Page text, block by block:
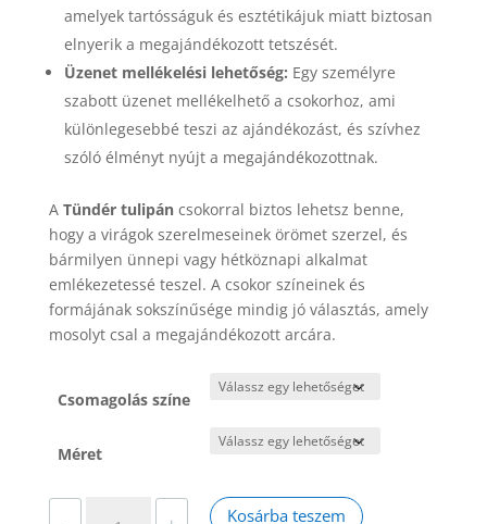
amelyek tartósságuk és esztétikájuk miatt biztosan
elnyerik a megajándékozott tetszését.
Üzenet mellékelési lehetőség: Egy személyre
szabott üzenet mellékelhető a csokorhoz, ami
különlegesebbé teszi az ajándékozást, és szívhez
szóló élményt nyújt a megajándékozottnak.
A Tündér tulipáncsokorral biztos lehetsz benne,
hogy a virágok szerelmeseinek örömet szerzel, és
bármilyen ünnepi vagy hétköznapi alkalmat
emlékezetessé teszel. A csokor színeinek és
formájának sokszínűsége mindig jó választás, amely
mosolyt csal a megajándékozott arcára.
Csomagolás színe
Méret
Kosárba teszem